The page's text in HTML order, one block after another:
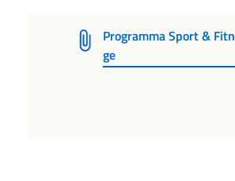
Programma Sport &
ge